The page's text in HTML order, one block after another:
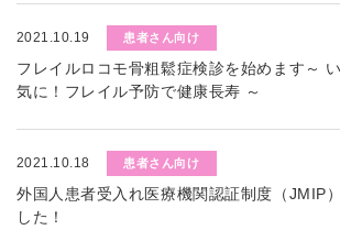
2021.10.19 患者さん向け
フレイルロコモ骨粗鬆症検診を始めます～
気に！フレイル予防で健康長寿 ～
2021.10.18 患者さん向け
外国人患者受入れ医療機関認証制度（JMIP
した！